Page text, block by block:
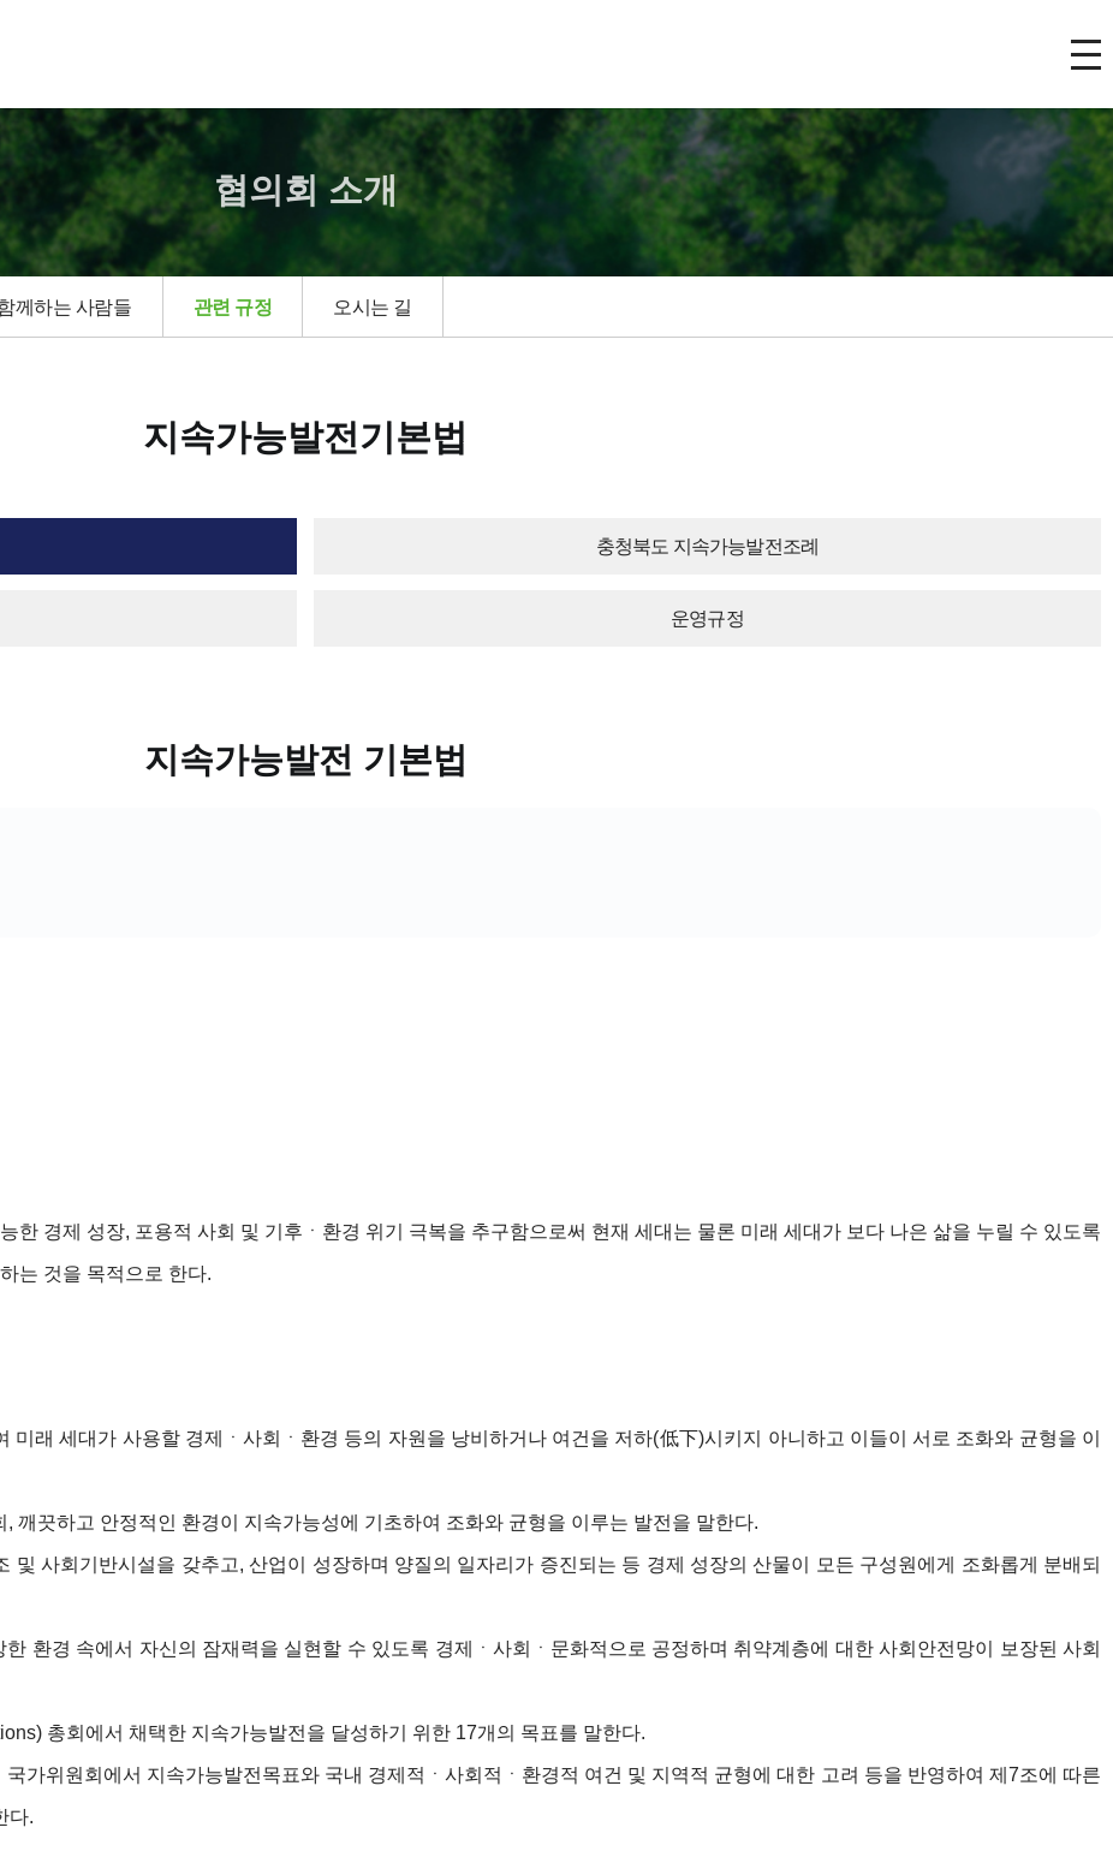
협의회 소개
께하는 사람들 관련 규정 오시는 길
지속가능발전기본법
충청북도 지속가능발전조례
운영규정
지속가능발전 기본법
한 경제 성장, 포용적 사회 및 기후ㆍ환경 위기 극복을 추구함으로써 현재 세대는 물론 미래 세대가 보다 나은 삶을 누릴 수 있도록
는 것을 목적으로 한다.
미래 세대가 사용할 경제ㆍ사회ㆍ환경 등의 자원을 낭비하거나 여건을 저하(低下)시키지 아니하고 이들이 서로 조화와 균형을 이
깨끗하고 안정적인 환경이 지속가능성에 기초하여 조화와 균형을 이루는 발전을 말한다.
및 사회기반시설을 갖추고, 산업이 성장하며 양질의 일자리가 증진되는 등 경제 성장의 산물이 모든 구성원에게 조화롭게 분배되
환경 속에서 자신의 잠재력을 실현할 수 있도록 경제ㆍ사회ㆍ문화적으로 공정하며 취약계층에 대한 사회안전망이 보장된 사회
총회에서 채택한 지속가능발전을 달성하기 위한 17개의 목표를 말한다.
가위원회에서 지속가능발전목표와 국내 경제적ㆍ사회적ㆍ환경적 여건 및 지역적 균형에 대한 고려 등을 반영하여 제7조에 따른
다.